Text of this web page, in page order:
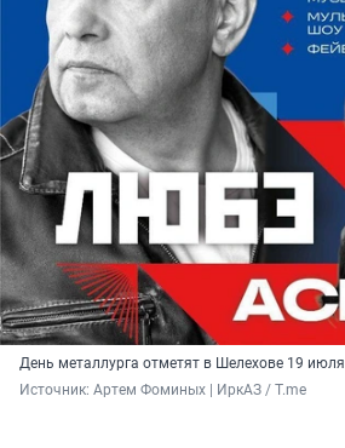
День металлурга отметят в Шелехове 19 июля
Источник: Артем Фоминых | ИркАЗ / T.me